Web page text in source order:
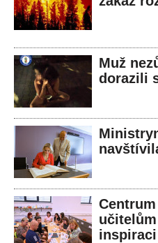
Muž
dorazili
inspiraci